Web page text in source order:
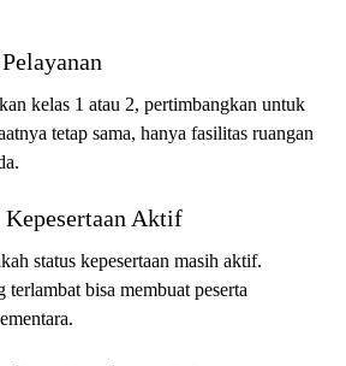
kelas 1 atau 2, pertimbangkan untuk
tetap sama, hanya fasilitas ruangan
Kepesertaan Aktif
status kepesertaan masih aktif.
terlambat bisa membuat peserta